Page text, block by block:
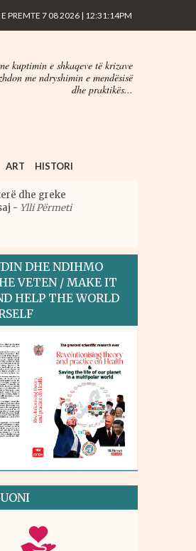
E PREMTE 7 08 2026 | 12:31:14PM
kuptimin e shkaqeve të krizave
me ndryshimin e mendësisë
dhe praktikës...
ART HISTORI
dhe greke
- Ylli Përmeti
DHE NDIHMO
VETEN / MAKE IT
HELP THE WORLD